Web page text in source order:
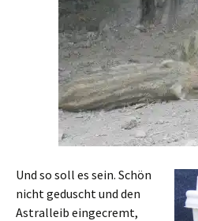
Und so soll es sein. Schön
nicht geduscht und den
Astralleib eingecremt,